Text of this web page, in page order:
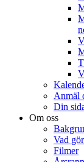
Anmäl
Din
Om oss
Vad
Filmer